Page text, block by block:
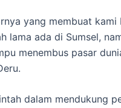
yang membuat
lama ada di Sumsel,
menembus pasar
dalam mendukung